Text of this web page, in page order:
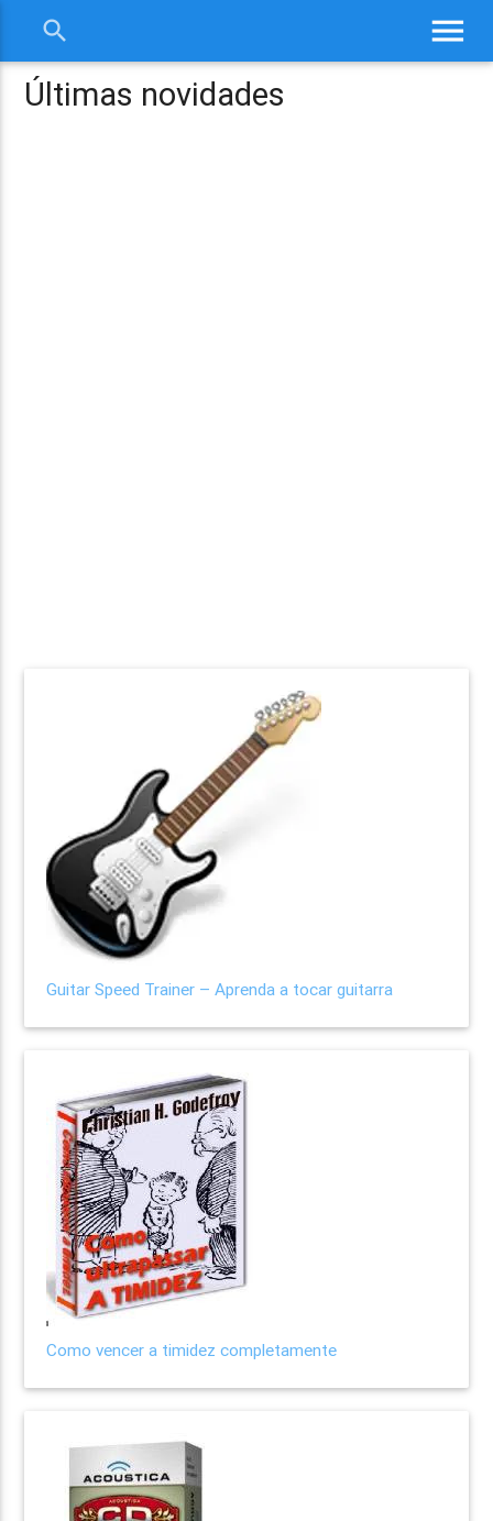
menu
search
Últimas novidades
Guitar Speed Trainer – Aprenda a tocar guitarra
Como vencer a timidez completamente